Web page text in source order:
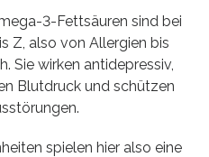
3-Fettsäuren sind bei
Z, also von Allergien bis
Sie wirken antidepressiv,
Blutdruck und schützen
spielen hier also eine